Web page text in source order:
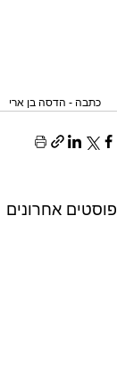
כתבה - הדסה בן ארי
פוסטים אחרונים